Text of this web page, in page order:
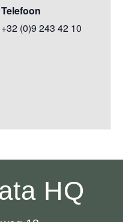
Telefoon
+32 (0)9 243 42 10
HQ